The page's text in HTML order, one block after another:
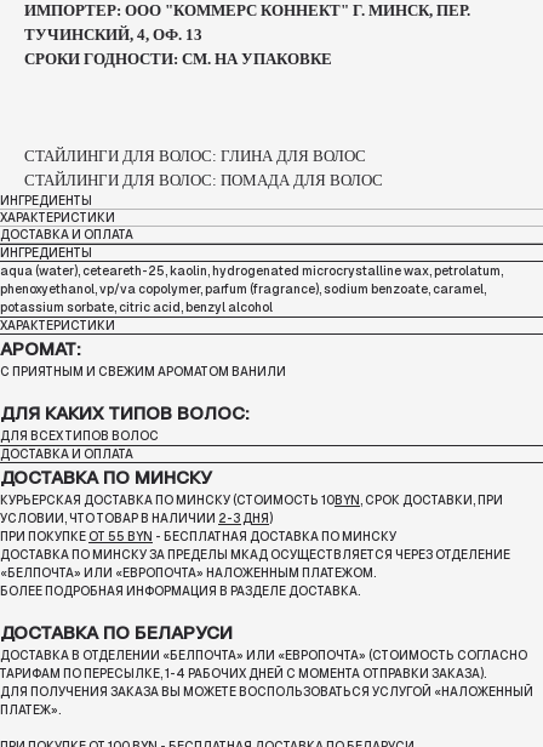
ИМПОРТЕР: ООО "КОММЕРС КОННЕКТ" Г. МИНСК, ПЕР.
ТУЧИНСКИЙ, 4, ОФ. 13
СРОКИ ГОДНОСТИ: СМ. НА УПАКОВКЕ
СТАЙЛИНГИ ДЛЯ ВОЛОС: ГЛИНА ДЛЯ ВОЛОС
СТАЙЛИНГИ ДЛЯ ВОЛОС: ПОМАДА ДЛЯ ВОЛОС
ИНГРЕДИЕНТЫ
ХАРАКТЕРИСТИКИ
ДОСТАВКА И ОПЛАТА
ИНГРЕДИЕНТЫ
aqua (water), ceteareth-25, kaolin, hydrogenated microcrystalline wax, petrolatum,
phenoxyethanol, vp/va copolymer, parfum (fragrance), sodium benzoate, caramel,
potassium sorbate, citric acid, benzyl alcohol
ХАРАКТЕРИСТИКИ
АРОМАТ:
С ПРИЯТНЫМ И СВЕЖИМ АРОМАТОМ ВАНИЛИ
ДЛЯ КАКИХ ТИПОВ ВОЛОС:
ДЛЯ ВСЕХ ТИПОВ ВОЛОС
ДОСТАВКА И ОПЛАТА
ДОСТАВКА ПО МИНСКУ
КУРЬЕРСКАЯ ДОСТАВКА ПО МИНСКУ (СТОИМОСТЬ 10BYN, СРОК ДОСТАВКИ, ПРИ
УСЛОВИИ, ЧТО ТОВАР В НАЛИЧИИ 2-3 ДНЯ )
ПРИ ПОКУПКЕ ОТ 55 BYN - БЕСПЛАТНАЯ ДОСТАВКА ПО МИНСКУ
ДОСТАВКА ПО МИНСКУ ЗА ПРЕДЕЛЫ МКАД ОСУЩЕСТВЛЯЕТСЯ ЧЕРЕЗ ОТДЕЛЕНИЕ
«БЕЛПОЧТА» ИЛИ «ЕВРОПОЧТА» НАЛОЖЕННЫМ ПЛАТЕЖОМ.
БОЛЕЕ ПОДРОБНАЯ ИНФОРМАЦИЯ В РАЗДЕЛЕ ДОСТАВКА.
ДОСТАВКА ПО БЕЛАРУСИ
ДОСТАВКА В ОТДЕЛЕНИИ «БЕЛПОЧТА» ИЛИ «ЕВРОПОЧТА» (СТОИМОСТЬ СОГЛАСНО
ТАРИФАМ ПО ПЕРЕСЫЛКЕ, 1-4 РАБОЧИХ ДНЕЙ С МОМЕНТА ОТПРАВКИ ЗАКАЗА).
ДЛЯ ПОЛУЧЕНИЯ ЗАКАЗА ВЫ МОЖЕТЕ ВОСПОЛЬЗОВАТЬСЯ УСЛУГОЙ «НАЛОЖЕННЫЙ
ПЛАТЕЖ».